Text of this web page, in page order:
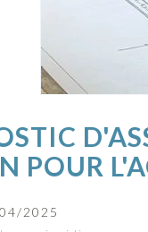
POUR
2025